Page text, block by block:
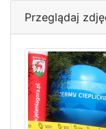
Przeglądaj